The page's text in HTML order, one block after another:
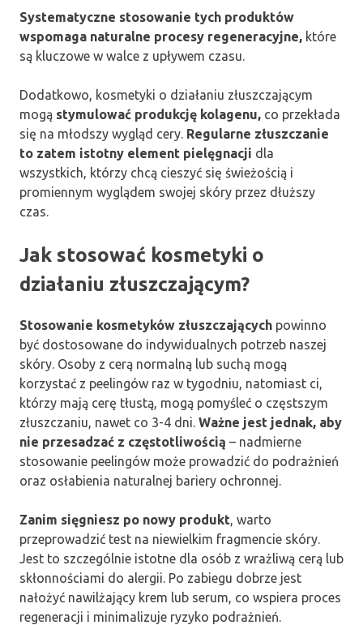
Systematyczne stosowanie tych produktów
wspomaga naturalne procesy regeneracyjne, które
są kluczowe w walce z upływem czasu.
Dodatkowo, kosmetyki o działaniu złuszczającym
mogą stymulować produkcję kolagenu, co przekłada
się na młodszy wygląd cery. Regularne złuszczanie
to zatem istotny element pielęgnacji dla
wszystkich, którzy chcą cieszyć się świeżością i
promiennym wyglądem swojej skóry przez dłuższy
czas.
Jak stosować kosmetyki o
działaniu złuszczającym?
Stosowanie kosmetyków złuszczających powinno
być dostosowane do indywidualnych potrzeb naszej
skóry. Osoby z cerą normalną lub suchą mogą
korzystać z peelingów raz w tygodniu, natomiast ci,
którzy mają cerę tłustą, mogą pomyśleć o częstszym
złuszczaniu, nawet co 3-4 dni. Ważne jest jednak, aby
nie przesadzać z częstotliwością – nadmierne
stosowanie peelingów może prowadzić do podrażnień
oraz osłabienia naturalnej bariery ochronnej.
Zanim sięgniesz po nowy produkt, warto
przeprowadzić test na niewielkim fragmencie skóry.
Jest to szczególnie istotne dla osób z wrażliwą cerą lub
skłonnościami do alergii. Po zabiegu dobrze jest
nałożyć nawilżający krem lub serum, co wspiera proces
regeneracji i minimalizuje ryzyko podrażnień.